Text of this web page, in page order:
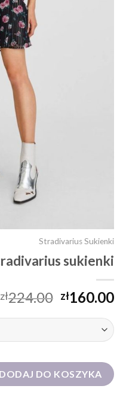
Stradivarius Sukienki
sukienki
zł224.00 zł160.00
DODAJ DO KOSZYKA